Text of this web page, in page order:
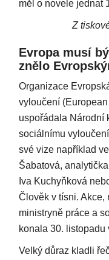
měl o novele jednat
Z
Evropa musí
znělo
Organizace
vyloučení
uspořádala Národní
sociálnímu
své vize například
Šabatová,
Iva Kuchyňková
Člověk v tísni. Akce,
ministryně práce a
konala 30. listopadu
Velký důraz kladli